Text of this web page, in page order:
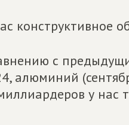
конструктивное
с
алюминий
у нас